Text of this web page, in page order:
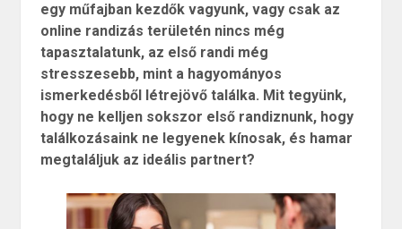
egy műfajban kezdők vagyunk, vagy csak az
online randizás területén nincs még
tapasztalatunk, az első randi még
stresszesebb, mint a hagyományos
ismerkedésből létrejövő találka. Mit tegyünk,
hogy ne kelljen sokszor első randiznunk, hogy
találkozásaink ne legyenek kínosak, és hamar
megtaláljuk az ideális partnert?